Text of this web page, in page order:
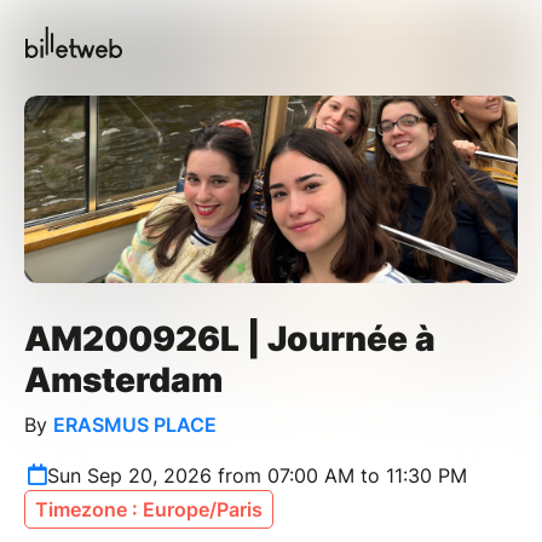
AM200926L | Journée à
Amsterdam
By ERASMUS PLACE
Sun Sep 20, 2026 from 07:00 AM to 11:30 PM
Timezone : Europe/Paris